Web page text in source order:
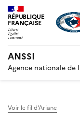
RÉPUBLIQUE
FRANÇAISE
ANSSI
Agence nationale de
Voir le fil d’Ariane